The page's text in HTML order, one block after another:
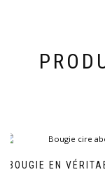
BOUGIE EN